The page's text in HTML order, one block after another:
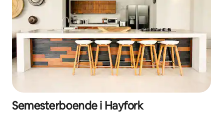
Semesterboende i Hayfork